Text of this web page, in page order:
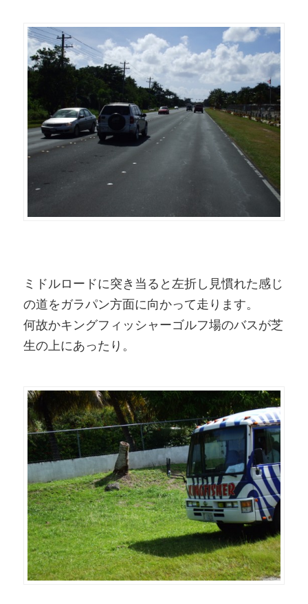
ミドルロードに突き当ると左折し見慣れた感じ
の道をガラパン方面に向かって走ります。
何故かキングフィッシャーゴルフ場のバスが芝
生の上にあったり。